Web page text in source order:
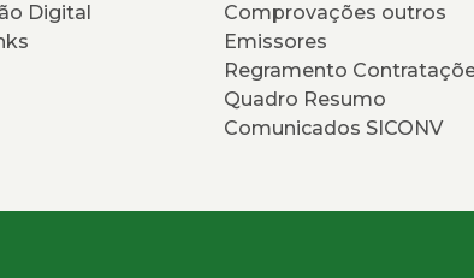
Digital
Comprovações outros
Emissores
Regramento
Quadro Resumo
Comunicados SICONV